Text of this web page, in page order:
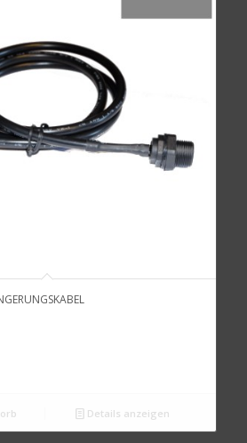
Details anzeigen